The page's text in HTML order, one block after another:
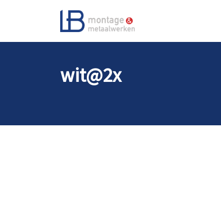
wit@2x